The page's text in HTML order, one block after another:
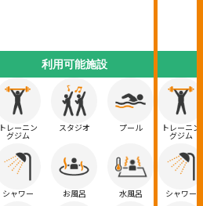
利用可能施設
トレーニン
グジム
スタジオ プール
シャワー お風呂 水風呂
トレーニン
グジム
シャワー